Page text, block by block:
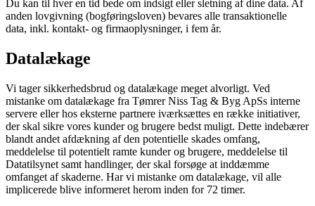
Du kan til hver en tid bede om indsigt eller sletning af dine data. Af
anden lovgivning (bogføringsloven) bevares alle transaktionelle
data, inkl. kontakt- og firmaoplysninger, i fem år.
Datalækage
Vi tager sikkerhedsbrud og datalækage meget alvorligt. Ved
mistanke om datalækage fra Tømrer Niss Tag & Byg ApSs interne
servere eller hos eksterne partnere iværksættes en række initiativer,
der skal sikre vores kunder og brugere bedst muligt. Dette indebærer
blandt andet afdækning af den potentielle skades omfang,
meddelelse til potentielt ramte kunder og brugere, meddelelse til
Datatilsynet samt handlinger, der skal forsøge at inddæmme
omfanget af skaderne. Har vi mistanke om datalækage, vil alle
implicerede blive informeret herom inden for 72 timer.